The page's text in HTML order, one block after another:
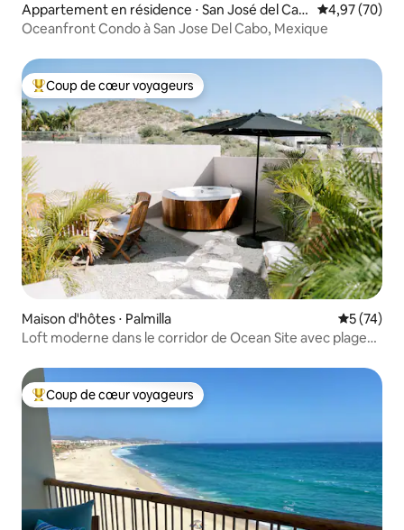
Appartement en résidence ⋅ San José del Cab
o
Évaluation
4,97 (70)
Oceanfront Condo à San Jose Del Cabo, Mexique
Coups de cœur voyageurs les plus appréciés
Coup de cœur voyageurs
Maison d'hôtes ⋅ Palmilla
5 (74)
Loft moderne dans le corridor de Ocean Site avec plage
Coups de cœur voyageurs les plus appréciés
Coup de cœur voyageurs